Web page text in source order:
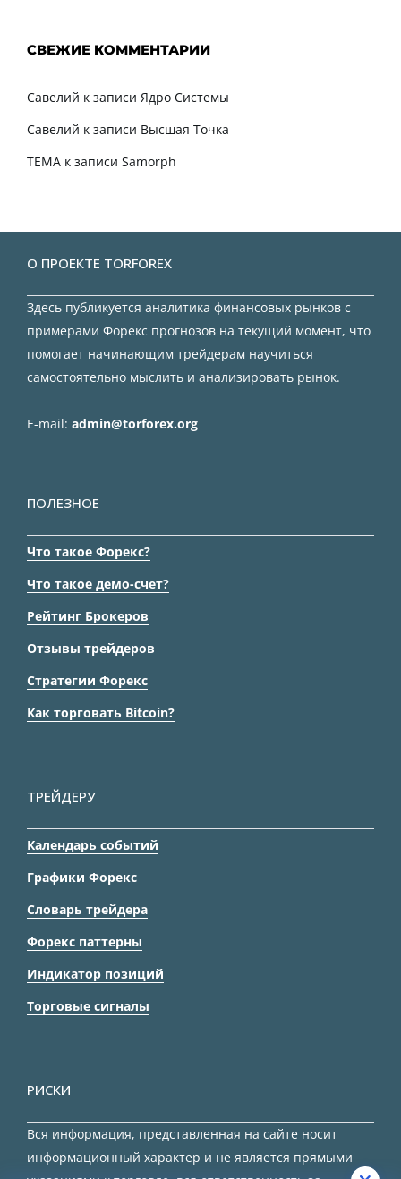
СВЕЖИЕ КОММЕНТАРИИ
Савелий к записи Ядро Системы
Савелий к записи Высшая Точка
TEMA к записи Samorph
О ПРОЕКТЕ TORFOREX
Здесь публикуется аналитика финансовых рынков с
примерами Форекс прогнозов на текущий момент, что
помогает начинающим трейдерам научиться
самостоятельно мыслить и анализировать рынок.
E-mail: admin@torforex.org
ПОЛЕЗНОЕ
Что такое Форекс?
Что такое демо-счет?
Рейтинг Брокеров
Отзывы трейдеров
Стратегии Форекс
Как торговать Bitcoin?
ТРЕЙДЕРУ
Календарь событий
Графики Форекс
Словарь трейдера
Форекс паттерны
Индикатор позиций
Торговые сигналы
РИСКИ
Вся информация, представленная на сайте носит
информационный характер и не является прямыми